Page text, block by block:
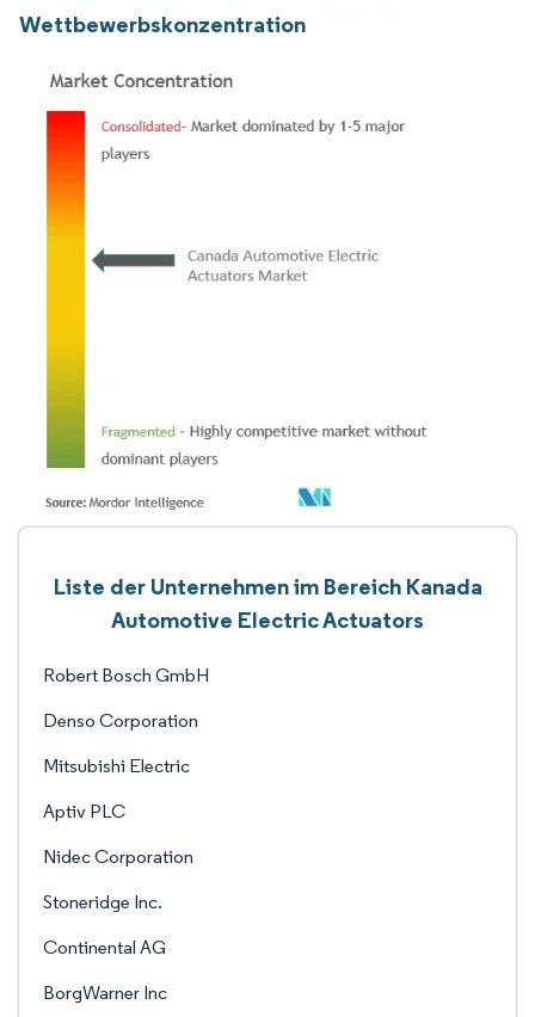
Wettbewerbskonzentration
Liste der Unternehmen im Bereich Kanada
Automotive Electric Actuators
Robert Bosch GmbH
Denso Corporation
Mitsubishi Electric
Aptiv PLC
Nidec Corporation
Stoneridge Inc.
Continental AG
BorgWarner Inc